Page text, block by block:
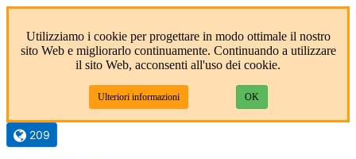
Utilizziamo i cookie per progettare in modo ottimale il nostro
sito Web e migliorarlo continuamente. Continuando a utilizzare
il sito Web, acconsenti all'uso dei cookie.
Ulteriori informazioni OK
209